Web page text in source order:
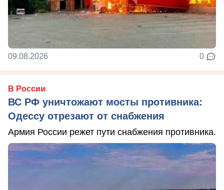
09.08.2026 0
В России
ВС РФ уничтожают мосты противника:
Одессу отрезают от снабжения
Армия России режет пути снабжения противника.